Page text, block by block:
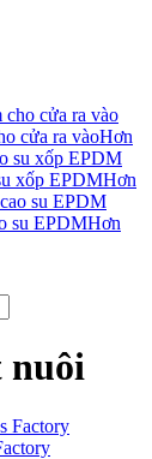
cửa ra vàoHơn
xốp EPDMHơn
su EPDMHơn
nuôi